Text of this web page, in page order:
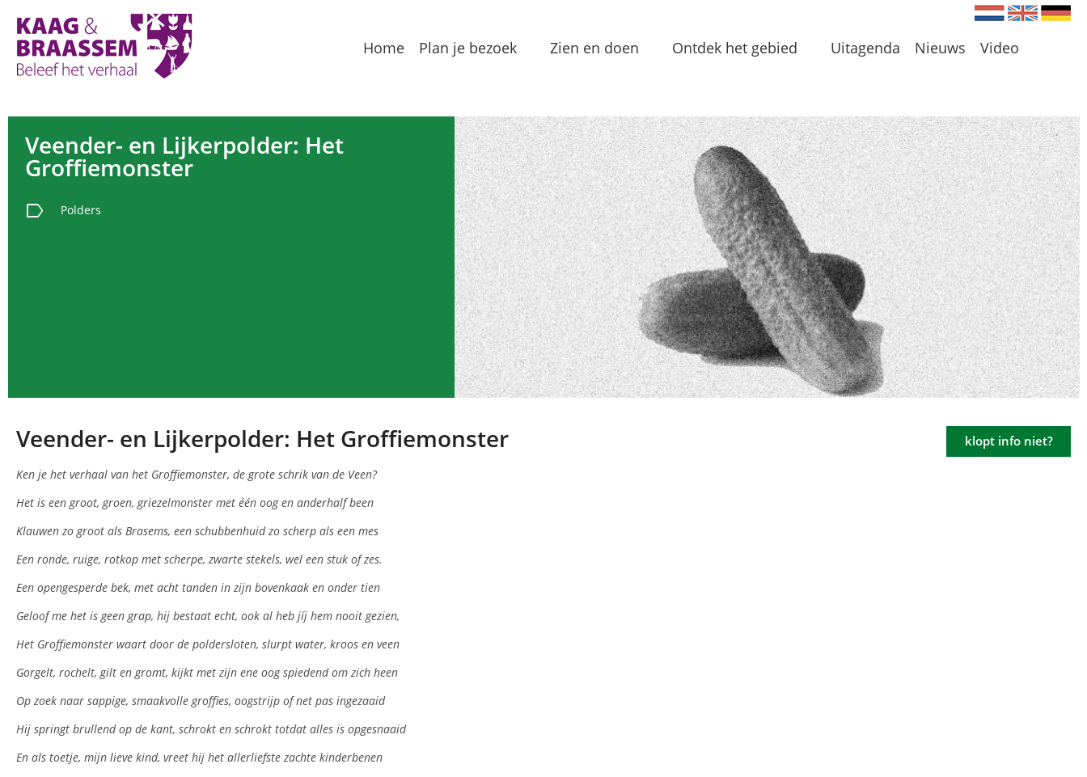
Nederlands
Engels
Home Plan je bezoek
Toeristeninformatie
Overnachten
Groepslocaties
Voorzieningen
Zien en doen
Bezienswaardigheden
Eten & Drinken
Routes
Streekproducten
Vermaak
Waterrecreatie
Ontdek het gebied
Meren en Plassen
Verhalen
In de omgeving
Lokale initiatieven
Uitagenda Nieuws Video
Veender- en Lijkerpolder: Het
Groffiemonster
label Polders
Veender- en Lijkerpolder: Het Groffiemonster
Ken je het verhaal van het Groffiemonster, de grote schrik van de Veen?
Het is een groot, groen, griezelmonster met één oog en anderhalf been
Klauwen zo groot als Brasems, een schubbenhuid zo scherp als een mes
Een ronde, ruige, rotkop met scherpe, zwarte stekels, wel een stuk of zes.
Een opengesperde bek, met acht tanden in zijn bovenkaak en onder tien
Geloof me het is geen grap, hij bestaat echt, ook al heb jíj hem nooit gezien,
Het Groffiemonster waart door de poldersloten, slurpt water, kroos en veen
Gorgelt, rochelt, gilt en gromt, kijkt met zijn ene oog spiedend om zich heen
Op zoek naar sappige, smaakvolle groffies, oogstrijp of net pas ingezaaid
Hij springt brullend op de kant, schrokt en schrokt totdat alles is opgesnaaid
En als toetje, mijn lieve kind, vreet hij het allerliefste zachte kinderbenen
klopt info niet?